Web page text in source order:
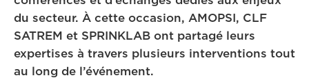
du secteur. À cette occasion, AMOPSI, CLF
SATREM et SPRINKLAB ont partagé leurs
expertises à travers plusieurs interventions tout
au long de l’événement.